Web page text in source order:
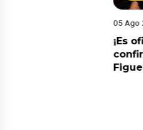
05 Ago
¡Es